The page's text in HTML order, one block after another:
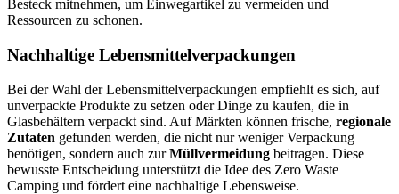
Besteck mitnehmen, um Einwegartikel zu vermeiden und
Ressourcen zu schonen.
Nachhaltige Lebensmittelverpackungen
Bei der Wahl der Lebensmittelverpackungen empfiehlt es sich, auf
unverpackte Produkte zu setzen oder Dinge zu kaufen, die in
Glasbehältern verpackt sind. Auf Märkten können frische, regionale
Zutaten gefunden werden, die nicht nur weniger Verpackung
benötigen, sondern auch zurMüllvermeidung beitragen. Diese
bewusste Entscheidung unterstützt die Idee des Zero Waste
Camping und fördert eine nachhaltige Lebensweise.